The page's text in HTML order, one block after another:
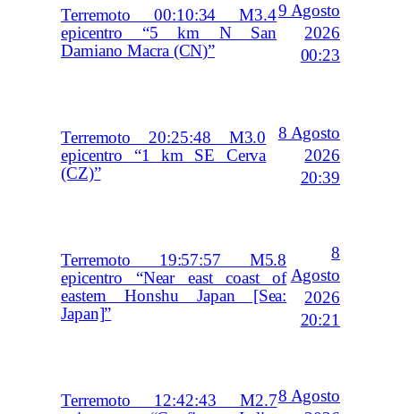
Terremoto 00:10:34 M3.4
epicentro “5 km N San
Damiano Macra (CN)”
9 Agosto
2026
00:23
Terremoto 20:25:48 M3.0
epicentro “1 km SE Cerva
(CZ)”
8 Agosto
2026
20:39
Terremoto 19:57:57 M5.8
epicentro “Near east coast of
eastern Honshu Japan [Sea:
Japan]”
8
Agosto
2026
20:21
Terremoto 12:42:43 M2.78 Agosto